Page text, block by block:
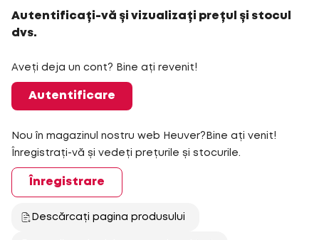
Autentificați-vă și vizualizați prețul și stocul
dvs.
Aveți deja un cont? Bine ați revenit!
Autentificare
Nou în magazinul nostru web Heuver?Bine ați venit!
Înregistrați-vă și vedeți prețurile și stocurile.
Înregistrare
Descărcați pagina produsului